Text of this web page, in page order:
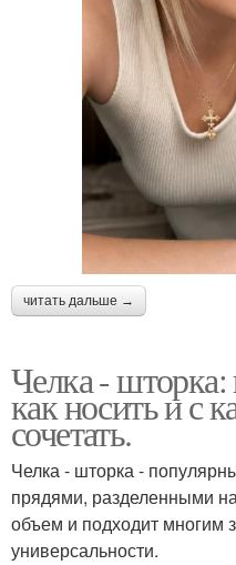
читать дальше →
Челка - шторка:
как носить и с
сочетать.
Челка - шторка -
прядями, разделенными
объем и подходит многим
универсальности.